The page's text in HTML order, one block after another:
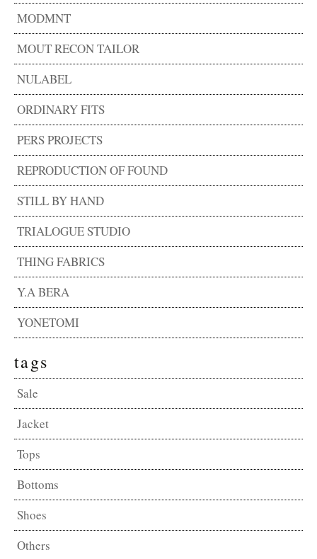
MODMNT
MOUT RECON TAILOR
NULABEL
ORDINARY FITS
PERS PROJECTS
REPRODUCTION OF FOUND
STILL BY HAND
TRIALOGUE STUDIO
THING FABRICS
Y.A BERA
YONETOMI
tags
Sale
Jacket
Tops
Bottoms
Shoes
Others